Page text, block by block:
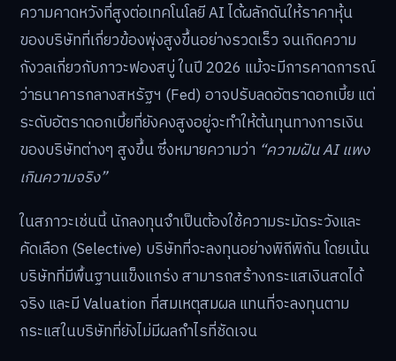
ความคาดหวังที่สูงต่อเทคโนโลยี AI ได้ผลักดันให้ราคาหุ้น
ของบริษัทที่เกี่ยวข้องพุ่งสูงขึ้นอย่างรวดเร็ว จนเกิดความ
กังวลเกี่ยวกับภาวะฟองสบู่ ในปี 2026 แม้จะมีการคาดการณ์
ว่าธนาคารกลางสหรัฐฯ (Fed) อาจปรับลดอัตราดอกเบี้ย แต่
ระดับอัตราดอกเบี้ยที่ยังคงสูงอยู่จะทำให้ต้นทุนทางการเงิน
ของบริษัทต่างๆ สูงขึ้น ซึ่งหมายความว่า “ความฝัน AI แพง
เกินความจริง”
ในสภาวะเช่นนี้ นักลงทุนจำเป็นต้องใช้ความระมัดระวังและ
คัดเลือก (Selective) บริษัทที่จะลงทุนอย่างพิถีพิถัน โดยเน้น
บริษัทที่มีพื้นฐานแข็งแกร่ง สามารถสร้างกระแสเงินสดได้
จริง และมี Valuation ที่สมเหตุสมผล แทนที่จะลงทุนตาม
กระแสในบริษัทที่ยังไม่มีผลกำไรที่ชัดเจน